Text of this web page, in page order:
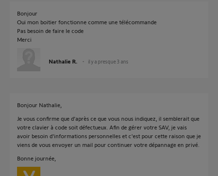
Bonjour
Oui mon boitier fonctionne comme une télécommande
Pas besoin de faire le code
Merci
Nathalie R. il y a presque 3 ans
Bonjour Nathalie,
Je vous confirme que d'après ce que vous nous indiquez, il semblerait que
votre clavier à code soit défectueux. Afin de gérer votre SAV, je vais
avoir besoin d'informations personnelles et c'est pour cette raison que je
viens de vous envoyer un mail pour continuer votre dépannage en privé.
Bonne journée,